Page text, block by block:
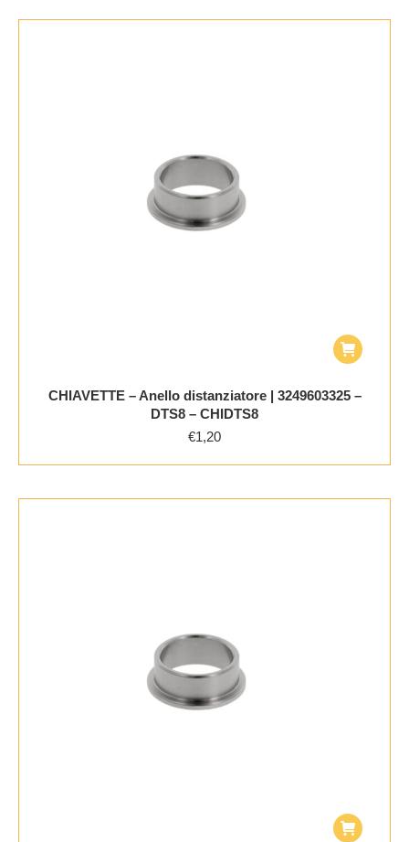
CHIAVETTE – Anello distanziatore | 3249603325 –
DTS8 – CHIDTS8
€1,20